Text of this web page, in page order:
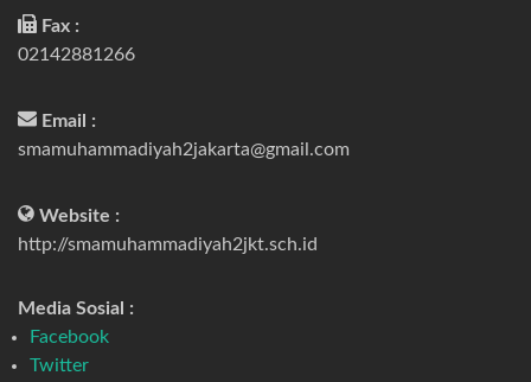
Fax :
02142881266
Email :
smamuhammadiyah2jakarta@gmail.com
Website :
http://smamuhammadiyah2jkt.sch.id
Media Sosial :
Facebook
Twitter